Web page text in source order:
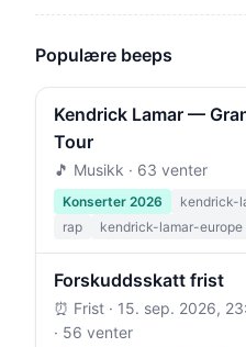
Populære beeps
Kendrick Lamar —
Tour
🎵 Musikk · 63 venter
Konserter 2026 kendrick-
rap
kendrick-lamar-europe
Forskuddsskatt frist
⏰ Frist · 15. sep. 2026,
· 56 venter